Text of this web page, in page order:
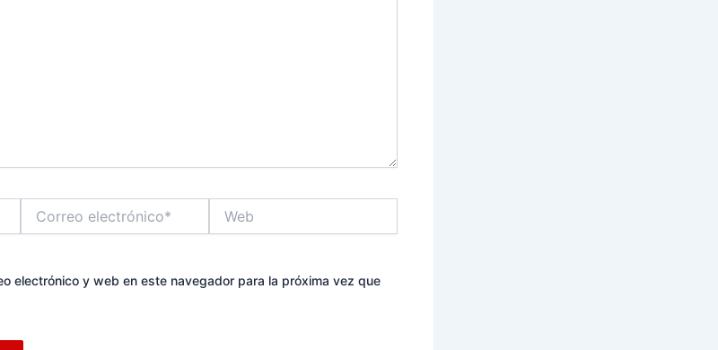
electrónico*
electrónico y web en este navegador para la próxima vez que